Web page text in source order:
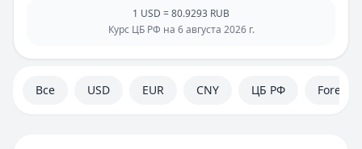
1 USD =80.9293 RUB
Курс ЦБ РФ на 6 августа 2026 г.
Все USD EUR CNY ЦБ РФ Forex